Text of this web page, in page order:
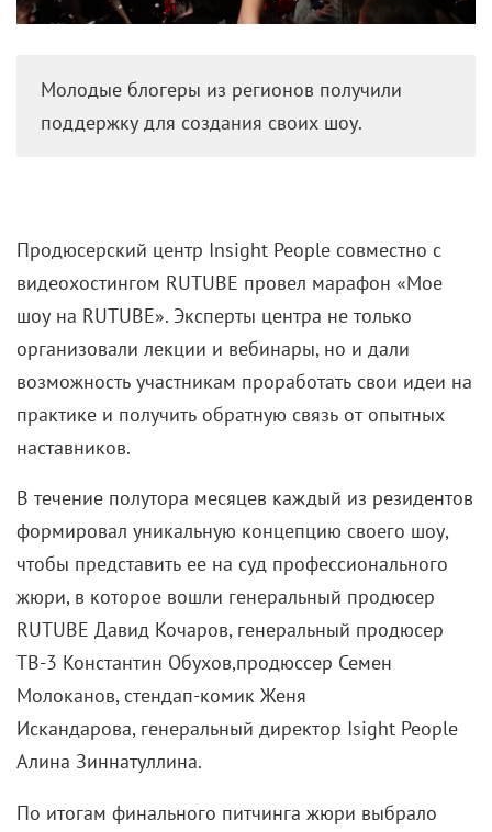
Молодые блогеры из регионов получили
поддержку для создания своих шоу.
Продюсерский центр Insight People совместно с
видеохостингом RUTUBE провел марафон «Мое
шоу на RUTUBE». Эксперты центра не только
организовали лекции и вебинары, но и дали
возможность участникам проработать свои идеи на
практике и получить обратную связь от опытных
наставников.
В течение полутора месяцев каждый из резидентов
формировал уникальную концепцию своего шоу,
чтобы представить ее на суд профессионального
жюри, в которое вошли генеральный продюсер
RUTUBE Давид Кочаров, генеральный продюсер
ТВ-3 Константин Обухов,продюссер Семен
Молоканов, стендап-комик Женя
Искандарова, генеральный директор Isight People
Алина Зиннатуллина.
По итогам финального питчинга жюри выбрало